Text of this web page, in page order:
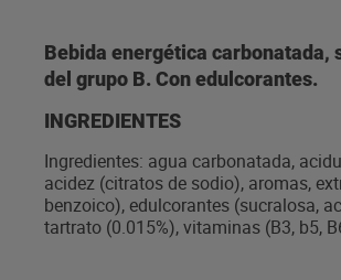
Bebida energética
del grupo B. Con edulcorantes.
INGREDIENTES
Ingredientes: agua carbonatada,
acidez (citratos de sodio), aromas,
benzoico), edulcorantes (sucralosa,
tartrato (0.015%), vitaminas (B3, b5,